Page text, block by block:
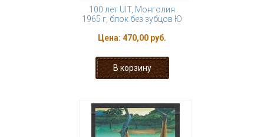
100 лет UIT, Монголия
1965 г, блок без зубцов Ю
Цена: 470,00 руб.